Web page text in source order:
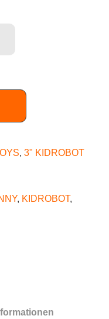
, 3" KIDROBOT
, KIDROBOT,